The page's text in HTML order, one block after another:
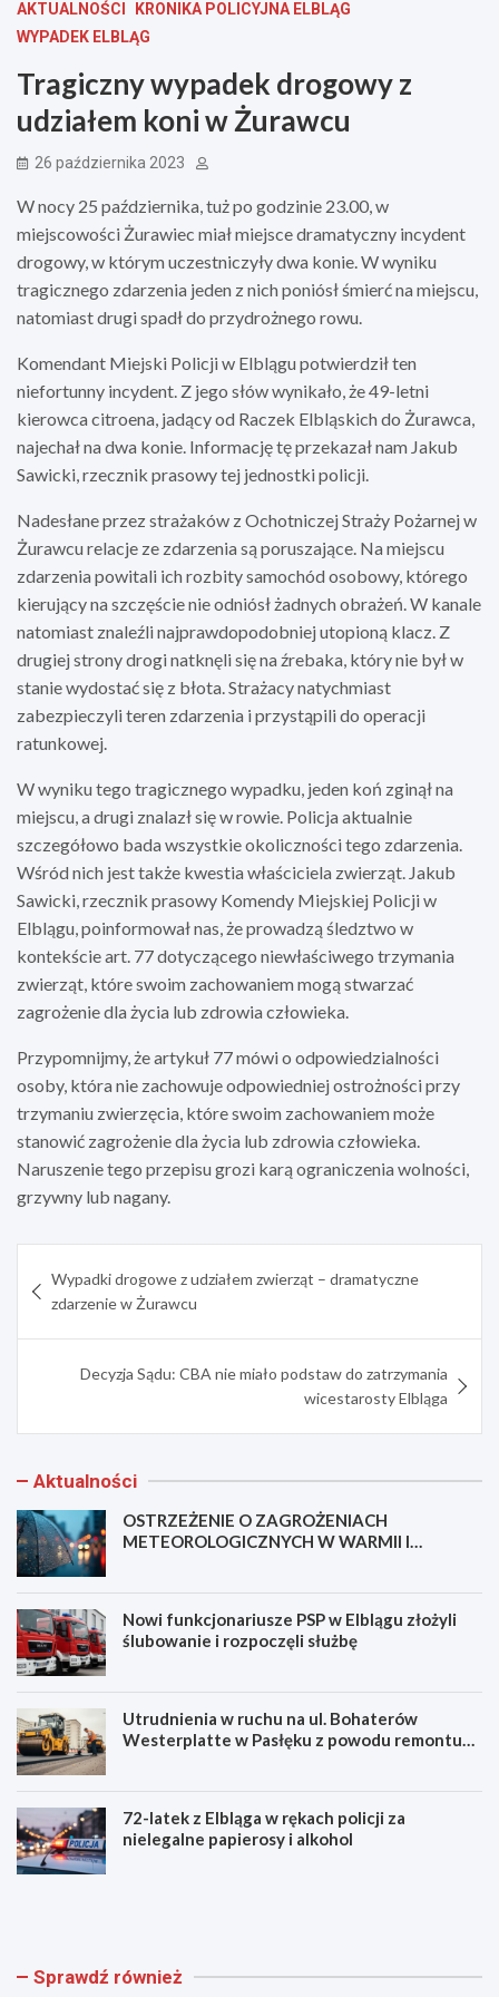
AKTUALNOŚCI
KRONIKA POLICYJNA ELBLĄG
WYPADEK ELBLĄG
Tragiczny wypadek drogowy z
udziałem koni w Żurawcu
26 października 2023
W nocy 25 października, tuż po godzinie 23.00, w
miejscowości Żurawiec miał miejsce dramatyczny incydent
drogowy, w którym uczestniczyły dwa konie. W wyniku
tragicznego zdarzenia jeden z nich poniósł śmierć na miejscu,
natomiast drugi spadł do przydrożnego rowu.
Komendant Miejski Policji w Elblągu potwierdził ten
niefortunny incydent. Z jego słów wynikało, że 49-letni
kierowca citroena, jadący od Raczek Elbląskich do Żurawca,
najechał na dwa konie. Informację tę przekazał nam Jakub
Sawicki, rzecznik prasowy tej jednostki policji.
Nadesłane przez strażaków z Ochotniczej Straży Pożarnej w
Żurawcu relacje ze zdarzenia są poruszające. Na miejscu
zdarzenia powitali ich rozbity samochód osobowy, którego
kierujący na szczęście nie odniósł żadnych obrażeń. W kanale
natomiast znaleźli najprawdopodobniej utopioną klacz. Z
drugiej strony drogi natknęli się na źrebaka, który nie był w
stanie wydostać się z błota. Strażacy natychmiast
zabezpieczyli teren zdarzenia i przystąpili do operacji
ratunkowej.
W wyniku tego tragicznego wypadku, jeden koń zginął na
miejscu, a drugi znalazł się w rowie. Policja aktualnie
szczegółowo bada wszystkie okoliczności tego zdarzenia.
Wśród nich jest także kwestia właściciela zwierząt. Jakub
Sawicki, rzecznik prasowy Komendy Miejskiej Policji w
Elblągu, poinformował nas, że prowadzą śledztwo w
kontekście art. 77 dotyczącego niewłaściwego trzymania
zwierząt, które swoim zachowaniem mogą stwarzać
zagrożenie dla życia lub zdrowia człowieka.
Przypomnijmy, że artykuł 77 mówi o odpowiedzialności
osoby, która nie zachowuje odpowiedniej ostrożności przy
trzymaniu zwierzęcia, które swoim zachowaniem może
stanowić zagrożenie dla życia lub zdrowia człowieka.
Naruszenie tego przepisu grozi karą ograniczenia wolności,
grzywny lub nagany.
wpisu
Wypadki drogowe z udziałem zwierząt – dramatyczne
zdarzenie w Żurawcu
Decyzja Sądu: CBA nie miało podstaw do zatrzymania
wicestarosty Elbląga
Aktualności
OSTRZEŻENIE O ZAGROŻENIACH
METEOROLOGICZNYCH W WARMII I
Nowi funkcjonariusze PSP w Elblągu złożyli
ślubowanie i rozpoczęli służbę
Utrudnienia w ruchu na ul. Bohaterów
Westerplatte w Pasłęku z powodu remontu
72-latek z Elbląga w rękach policji za
nielegalne papierosy i alkohol
O
E
N
u Sprawdź również